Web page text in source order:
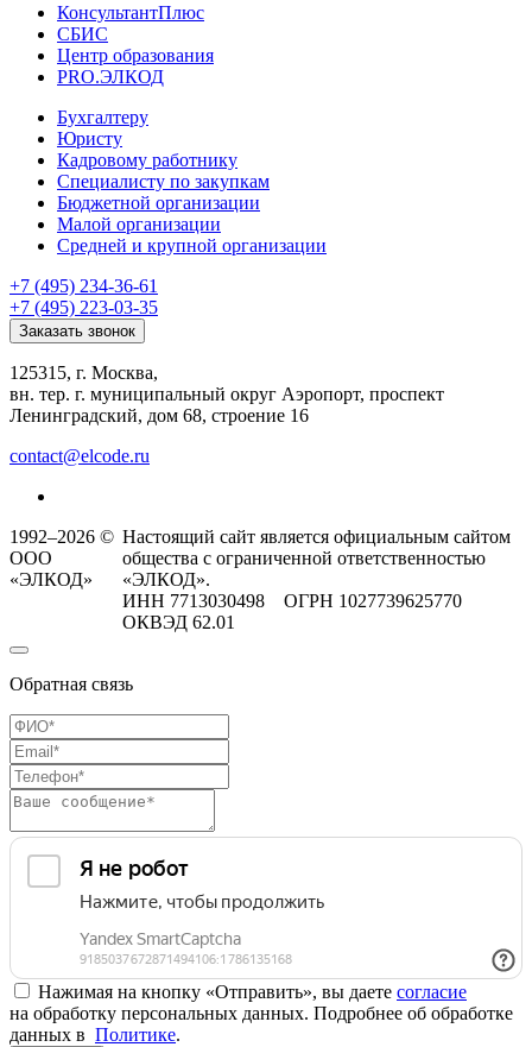
КонсультантПлюс
СБИС
Центр образования
PRO.ЭЛКОД
Бухгалтеру
Юристу
Кадровому работнику
Специалисту по закупкам
Бюджетной организации
Малой организации
Средней и крупной организации
+7 (495) 234-36-61
+7 (495) 223-03-35
Заказать звонок
125315, г. Москва,
вн. тер. г. муниципальный округ Аэропорт, проспект
Ленинградский, дом 68, строение 16
contact@elcode.ru
1992–2026 ©
ООО
«ЭЛКОД»
Настоящий сайт является официальным сайтом
общества с ограниченной ответственностью
«ЭЛКОД».
ИНН 7713030498 ОГРН 1027739625770
ОКВЭД 62.01
Обратная связь
Нажимая на кнопку «Отправить», вы даете согласие
на обработку персональных данных. Подробнее об обработке
данных в Политике.